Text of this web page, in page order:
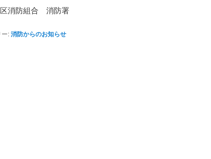
消防組合 消防署
ー:消防からのお知らせ